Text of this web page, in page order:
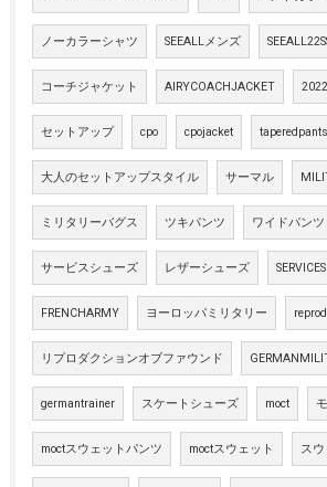
ノーカラーシャツ SEEALLメンズ
コーチジャケット AIRYCOACHJACKET
セットアップ cpo cpojacket taperedpants
大人のセットアップスタイル サーマル
ミリタリーバグス ツキパンツ ワイドパンツ
サービスシューズ レザーシューズ
FRENCHARMY ヨーロッパミリタリー
リプロダクションオブファウンド
germantrainer スケートシューズ moct
moctスウェットパンツ moctスウェット ス